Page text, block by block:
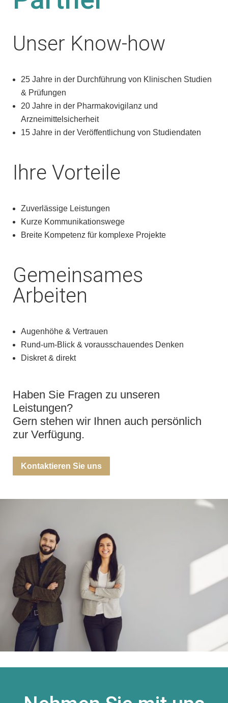
Unser Know-how
25 Jahre in der Durchführung von Klinischen Studien
& Prüfungen
20 Jahre in der Pharmakovigilanz und
Arzneimittelsicherheit
15 Jahre in der Veröffentlichung von Studiendaten
Ihre Vorteile
Zuverlässige Leistungen
Kurze Kommunikationswege
Breite Kompetenz für komplexe Projekte
Gemeinsames
Arbeiten
Augenhöhe & Vertrauen
Rund-um-Blick & vorausschauendes Denken
Diskret & direkt
Haben Sie Fragen zu unseren
Leistungen?
Gern stehen wir Ihnen auch persönlich
zur Verfügung.
Kontaktieren Sie uns